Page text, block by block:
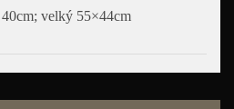
velký 55×44cm